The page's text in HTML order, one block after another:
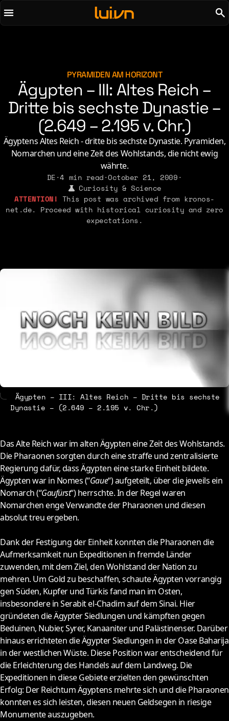
To main content
To menu
Code
Concrete & Steel
Curiosity & Science
Digital Life
Music
Nerdom & Games
Personal Lore
Politics & Ideology
2026
2022
2021
2017
2014
2013
2012
2011
2010
2009
2008
PYRAMIDEN AM HORIZONT
Ägypten – III: Altes Reich –
Dritte bis sechste Dynastie –
(2.649 – 2.195 v. Chr.)
Ägyptens Altes Reich - dritte bis sechste Dynastie. Pyramiden,
Nomarchen und eine Zeit des Wohlstands, die nicht ewig
währte.
DE·4 min read·October 21, 2009·
Curiosity & Science
This post was archived from kronos-
net.de. Proceed with historical curiosity and zero
expectations.
Ägypten – III: Altes Reich – Dritte bis sechste
Dynastie – (2.649 – 2.195 v. Chr.)
Das Alte Reich war im alten Ägypten eine Zeit des Wohlstands.
Die Pharaonen sorgten durch eine straffe und zentralisierte
Regierung dafür, dass Ägypten eine starke Einheit bildete.
Ägypten war in Nomes (“Gaue“) aufgeteilt, über die jeweils ein
Nomarch (“Gaufürst“) herrschte. In der Regel waren
Nomarchen enge Verwandte der Pharaonen und diesen
absolut treu ergeben.
Dank der Festigung der Einheit konnten die Pharaonen die
Aufmerksamkeit nun Expeditionen in fremde Länder
zuwenden, mit dem Ziel, den Wohlstand der Nation zu
mehren. Um Gold zu beschaffen, schaute Ägypten vorrangig
gen Süden, Kupfer und Türkis fand man im Osten,
insbesondere in Serabit el-Chadim auf dem Sinai. Hier
gründeten die Ägypter Siedlungen und kämpften gegen
Beduinen, Nubier, Syrer, Kanaaniter und Palästinenser. Darüber
hinaus errichteten die Ägypter Siedlungen in der Oase Baharija
in der westlichen Wüste. Diese Position war entscheidend für
die Erleichterung des Handels auf dem Landweg. Die
Expeditionen in diese Gebiete erzielten den gewünschten
Erfolg: Der Reichtum Ägyptens mehrte sich und die Pharaonen
konnten es sich leisten, diesen neuen Geldsegen in riesige
Monumente auszugeben.